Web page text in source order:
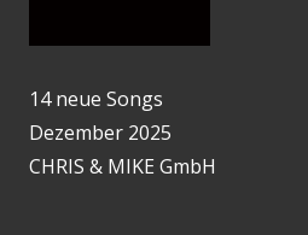
14 neue Songs
Dezember 2025
CHRIS & MIKE GmbH